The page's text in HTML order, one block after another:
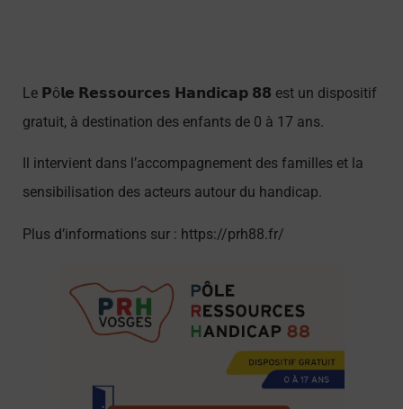
Le 𝗣ô𝗹𝗲 𝗥𝗲𝘀𝘀𝗼𝘂𝗿𝗰𝗲𝘀 𝗛𝗮𝗻𝗱𝗶𝗰𝗮𝗽 𝟴𝟴 est un dispositif
gratuit, à destination des enfants de 0 à 17 ans.
Il intervient dans l’accompagnement des familles et la
sensibilisation des acteurs autour du handicap.
Plus d’informations sur : https://prh88.fr/